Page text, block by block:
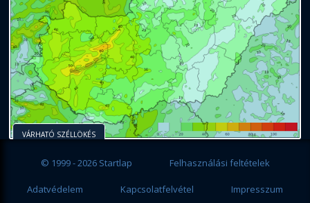
VÁRHATÓ SZÉLLÖKÉS
© 1999 - 2026 Startlap Felhasználási feltételek
Adatvédelem Kapcsolatfelvétel Impresszum